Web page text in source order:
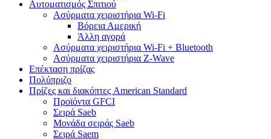
Αυτοματισμός Σπιτιού
Ασύρματα χειριστήρια Wi-Fi
Βόρεια Αμερική
Άλλη αγορά
Ασύρματα χειριστήρια Wi-Fi + Bluetooth
Ασύρματα χειριστήρια Z-Wave
Επέκταση πρίζας
Πολύπριζο
Πρίζες και διακόπτες American Standard
Προϊόντα GFCI
Σειρά Saeb
Μονάδα σειράς Saeb
Σειρά Saem